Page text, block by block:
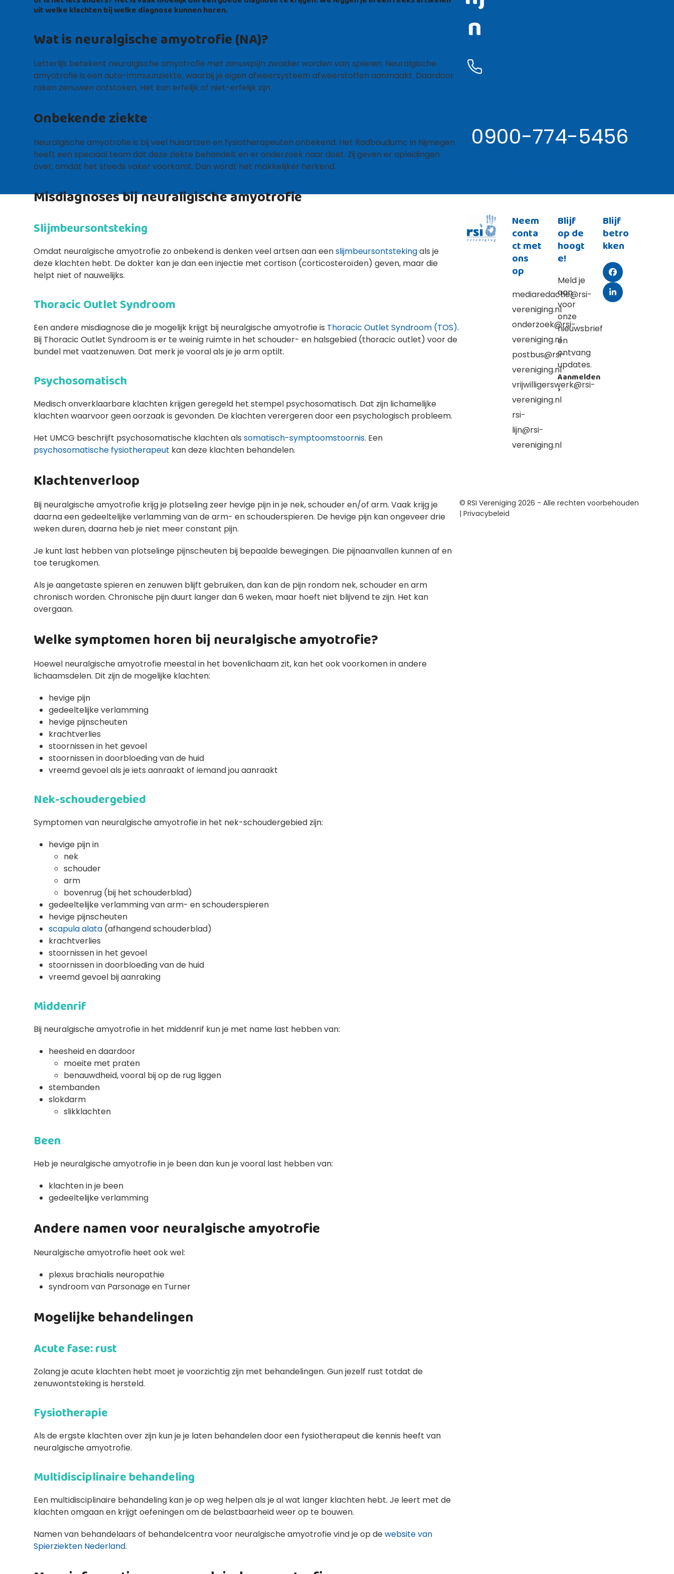
uit welke klachten bij welke diagnose kunnen horen.
Wat is neuralgische amyotrofie (NA)?
Letterlijk betekent neuralgische amyotrofiemet zenuwpijn zwakker worden van spieren. Neuralgische
amyotrofie is een auto-immuunziekte, waarbij je eigen afweersysteem afweerstoffen aanmaakt. Daardoor
raken zenuwen ontstoken. Het kan erfelijk of niet-erfelijk zijn.
Onbekende ziekte
Neuralgische amyotrofie is bij veel huisartsen en fysiotherapeuten onbekend. Het Radboudumc in Nijmegen
heeft een speciaal team dat deze ziekte behandelt en er onderzoek naar doet. Zij geven er opleidingen
over, omdat het steeds vaker voorkomt. Dan wordt het makkelijker herkend.
Misdiagnoses bij neuraligische amyotrofie
Slijmbeursontsteking
Omdat neuralgische amyotrofie zo onbekend is denken veel artsen aan eenslijmbeursontstekingals je
deze klachten hebt. De dokter kan je dan een injectie met cortison (corticosteroïden) geven, maar die
helpt niet of nauwelijks.
Thoracic Outlet Syndroom
Een andere misdiagnose die je mogelijk krijgt bij neuralgische amyotrofie is Thoracic Outlet Syndroom (TOS).
Bij Thoracic Outlet Syndroom is er te weinig ruimte in het schouder- en halsgebied (thoracic outlet) voor de
bundel met vaatzenuwen. Dat merk je vooral als je je arm optilt.
Psychosomatisch
Medisch onverklaarbare klachten krijgen geregeld het stempel psychosomatisch. Dat zijn lichamelijke
klachten waarvoor geen oorzaak is gevonden. De klachten verergeren door een psychologisch probleem.
Het UMCG beschrijft psychosomatische klachten alssomatisch-symptoomstoornis. Een
psychosomatische fysiotherapeut kan deze klachten behandelen.
Klachtenverloop
Bij neuralgische amyotrofie krijg je plotseling zeer hevige pijn in je nek, schouder en/of arm. Vaak krijg je
daarna een gedeeltelijke verlamming van de arm- en schouderspieren. De hevige pijn kan ongeveer drie
weken duren, daarna heb je niet meer constant pijn.
Je kunt last hebben van plotselinge pijnscheuten bij bepaalde bewegingen. Die pijnaanvallen kunnen af en
toe terugkomen.
Als je aangetaste spieren en zenuwen blijft gebruiken, dan kan de pijn rondom nek, schouder en arm
chronisch worden. Chronische pijn duurt langer dan 6 weken, maar hoeft niet blijvend te zijn. Het kan
overgaan.
Welke symptomen horen bij neuralgische amyotrofie?
Hoewel neuralgische amyotrofie meestal in het bovenlichaam zit, kan het ook voorkomen in andere
lichaamsdelen. Dit zijn de mogelijke klachten:
hevige pijn
gedeeltelijke verlamming
hevige pijnscheuten
krachtverlies
stoornissen in het gevoel
stoornissen in doorbloeding van de huid
vreemd gevoel als je iets aanraakt of iemand jou aanraakt
Nek-schoudergebied
Symptomen van neuralgische amyotrofie in het nek-schoudergebied zijn:
hevige pijn in
nek
schouder
arm
bovenrug (bij het schouderblad)
gedeeltelijke verlamming van arm- en schouderspieren
hevige pijnscheuten
scapula alata (afhangend schouderblad)
krachtverlies
stoornissen in het gevoel
stoornissen in doorbloeding van de huid
vreemd gevoel bij aanraking
Middenrif
Bij neuralgische amyotrofie in het middenrif kun je met name last hebben van:
heesheid en daardoor
moeite met praten
benauwdheid, vooral bij op de rug liggen
stembanden
slokdarm
slikklachten
Been
Heb je neuralgische amyotrofie in je been dan kun je vooral last hebben van:
klachten in je been
gedeeltelijke verlamming
Andere namen voor neuralgische amyotrofie
Neuralgische amyotrofie heet ook wel:
plexus brachialis neuropathie
syndroom van Parsonage en Turner
Mogelijke behandelingen
Acute fase: rust
Zolang je acute klachten hebt moet je voorzichtig zijn met behandelingen. Gun jezelf rust totdat de
zenuwontsteking is hersteld.
Fysiotherapie
Als de ergste klachten over zijn kun je je laten behandelen door een fysiotherapeut die kennis heeft van
neuralgische amyotrofie.
Multidisciplinaire behandeling
Een multidisciplinaire behandeling kan je op weg helpen als je al wat langer klachten hebt. Je leert met de
klachten omgaan en krijgt oefeningen om de belastbaarheid weer op te bouwen.
Namen van behandelaars of behandelcentra voor neuralgische amyotrofie vind je op dewebsite van
Spierziekten Nederland.
n
0900-774-5456
Neem
conta
ct met
ons
op
mediaredactie@rsi-
vereniging.nl
onderzoek@rsi-
vereniging.nl
postbus@rsi-
vereniging.nl
vrijwilligerswerk@rsi-
vereniging.nl
rsi-
lijn@rsi-
vereniging.nl
Blijf
op de
hoogt
e!
Meld je
aan
voor
onze
nieuwsbrief
en
ontvang
updates.
Aanmelden
›
Blijf
betro
kken
Facebook
LinkedIn
© RSI Vereniging 2026 - Alle rechten voorbehouden
|Privacybeleid